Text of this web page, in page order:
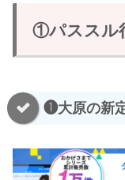
①パススル
❶大原の新